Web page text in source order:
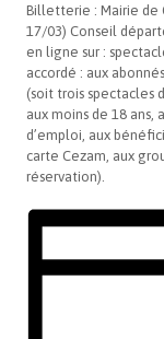
Billetterie : Mairie de
17/03) Conseil
en ligne sur :
accordé : aux
(soit trois spectacles
aux moins de 18 ans,
d’emploi, aux
carte Cezam, aux
réservation).